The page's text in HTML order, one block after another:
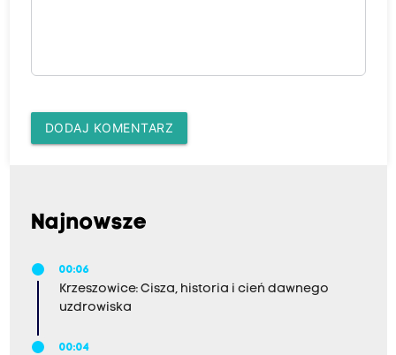
DODAJ KOMENTARZ
Najnowsze
00:06
Krzeszowice: Cisza, historia i cień dawnego
uzdrowiska
00:04